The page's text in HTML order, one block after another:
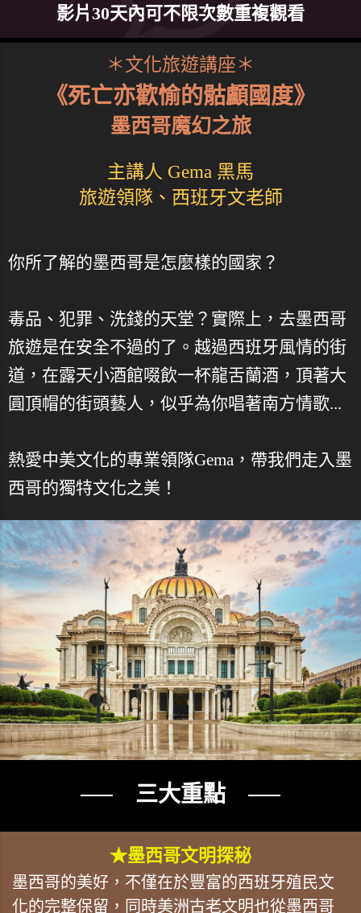
影片30天內可不限次數重複觀看
＊文化旅遊講座＊
《死亡亦歡愉的骷顱國度》
墨西哥魔幻之旅
主講人 Gema 黑馬
旅遊領隊、西班牙文老師
你所了解的墨西哥是怎麼樣的國家？
毒品、犯罪、洗錢的天堂？實際上，去墨西哥
旅遊是在安全不過的了。越過西班牙風情的街
道，在露天小酒館啜飲一杯龍舌蘭酒，頂著大
圓頂帽的街頭藝人，似乎為你唱著南方情歌...
熱愛中美文化的專業領隊Gema，帶我們走入墨
西哥的獨特文化之美！
── 三大重點 ──
★墨西哥文明探秘
墨西哥的美好，不僅在於豐富的西班牙殖民文
化的完整保留，同時美洲古老文明也從墨西哥